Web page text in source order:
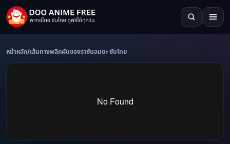
หน้าหลัก/เส้นทางพลิกผันของราชันอมตะ ซับไทย